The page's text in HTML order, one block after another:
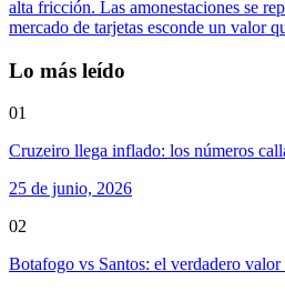
alta fricción. Las amonestaciones se
mercado de tarjetas esconde un valor
Lo más leído
01
Cruzeiro llega inflado: los números
25 de junio, 2026
02
Botafogo vs Santos: el verdadero valor